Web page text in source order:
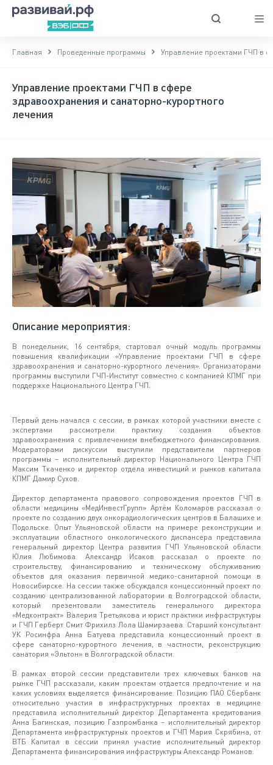
Главная Проведенные программы Управление проектами ГЧП в
Управление проектами ГЧП в сфере
здравоохранения и санаторно-курортного
лечения
Описание мероприятия:
В понедельник, 16 сентября, стартовал очный модуль программы
повышения квалификации «Управление проектами ГЧП в сфере
здравоохранения и санаторно-курортного лечения». Организаторами
программы выступили ГЧП-Институт совместно с компанией КПМГ при
поддержке Национального Центра ГЧП.
Первый день начался с сессии, в рамках которой участники вместе с
экспертами рассмотрели практику создания объектов
здравоохранения с привлечением внебюджетного финансирования.
Модераторами дискуссии выступили представители партнеров
программы – исполнительный директор Национального Центра ГЧП
Максим Ткаченко и директор отдела инвестиций и рынков капитала
КПМГ Дамир Сухов.
Директор департамента правового сопровождения проектов ГЧП в
области медицины «МедИнвестГрупп» Артём Коломаров рассказал о
проекте по созданию двух онкорадиологических центров в Балашихе и
Подольске. Опыт Ульяновской области на примере реконструкции и
эксплуатации областного онкологического диспансера представила
генеральный директор Центра развития ГЧП Ульяновской области
Юлия Любимова. Александр Исаков рассказал о проекте по
строительству, финансированию и техническому обслуживанию
объектов для оказания первичной медико-санитарной помощи в
Новосибирске. На сессии также обсуждался концессионный проект по
созданию централизованной лаборатории в Волгоградской области,
который презентовали заместитель генерального директора
«Медконтракт» Валерия Третьякова и юрист практики инфраструктуры
и ГЧП Герберт Смит Фрихилз Лола Шамирзаева. Старший консультант
УК Росинфра Анна Батуева представила концессионный проект в
сфере санаторно-курортного лечения, в частности, реконструкцию
санатория «Эльтон» в Волгоградской области.
В рамках второй сессии представители трех ключевых банков на
рынке ГЧП рассказали, каким проектам отдается предпочтение и на
каких условиях выделяется финансирование. Позицию ПАО Сбербанк
относительно участия в инфраструктурных проектах в медицине
представила исполнительный директор Департамента кредитования
Анна Багинская, позицию Газпромбанка – исполнительный директор
Департамента инфраструктурных проектов и ГЧП Мария Скрябина, от
ВТБ Капитал в сессии принял участие исполнительный директор
Департамента финансирования инфраструктуры Александр Романов.